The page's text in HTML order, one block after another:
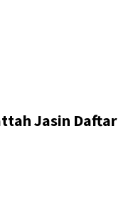
Jasin Daftar